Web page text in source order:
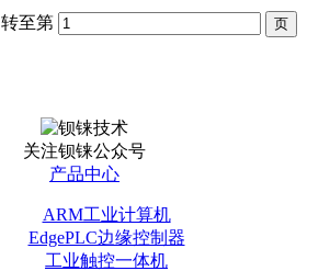
转至第
关注钡铼公众号
产品中心
ARM工业计算机
EdgePLC边缘控制器
工业触控一体机